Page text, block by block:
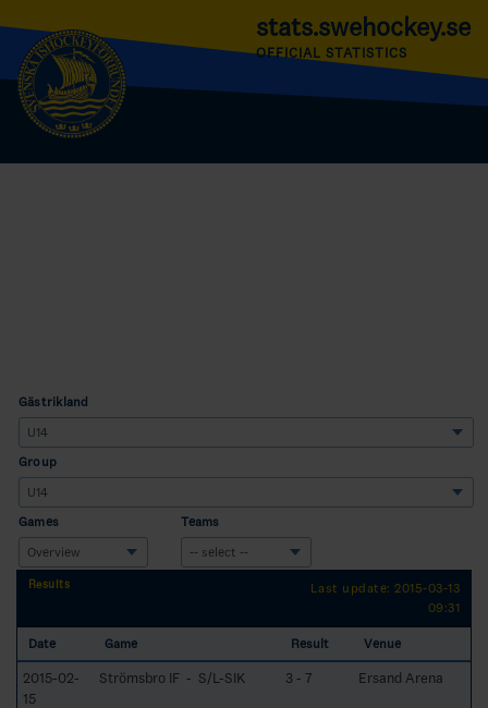
stats.swehockey.se
OFFICIAL STATISTICS
Gästrikland
Group
Games Teams
Results
Last update: 2015-03-13
09:31
Date Game Result Venue
2015-02-
15
Strömsbro IF - S/L-SIK 3 - 7 Ersand Arena